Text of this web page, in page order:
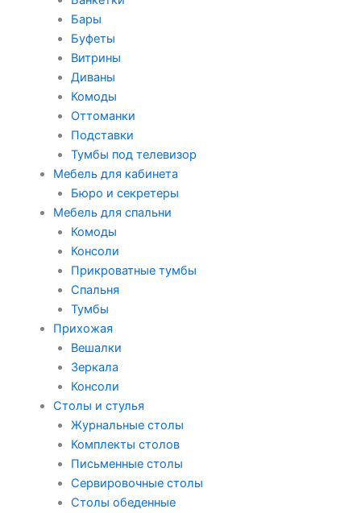
Бары
Буфеты
Витрины
Диваны
Комоды
Оттоманки
Подставки
Тумбы под телевизор
Мебель для кабинета
Бюро и секретеры
Мебель для спальни
Комоды
Консоли
Прикроватные тумбы
Спальня
Тумбы
Прихожая
Вешалки
Зеркала
Консоли
Столы и стулья
Журнальные столы
Комплекты столов
Письменные столы
Сервировочные столы
Столы обеденные